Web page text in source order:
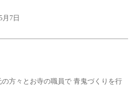
月7日
方々とお寺の職員で 青鬼づくりを行